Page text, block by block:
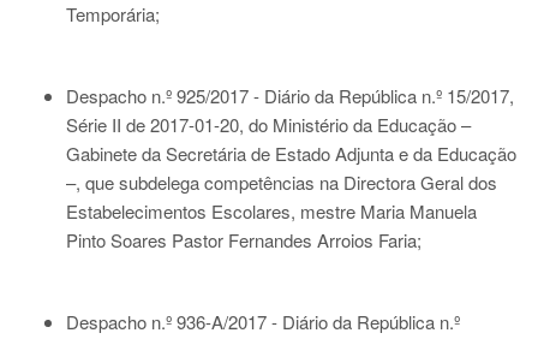
Temporária;
Despacho n.º 925/2017 - Diário da República n.º 15/2017,
Série II de 2017-01-20, do Ministério da Educação –
Gabinete da Secretária de Estado Adjunta e da Educação
–, que subdelega competências na Directora Geral dos
Estabelecimentos Escolares, mestre Maria Manuela
Pinto Soares Pastor Fernandes Arroios Faria;
Despacho n.º 936-A/2017 - Diário da República n.º